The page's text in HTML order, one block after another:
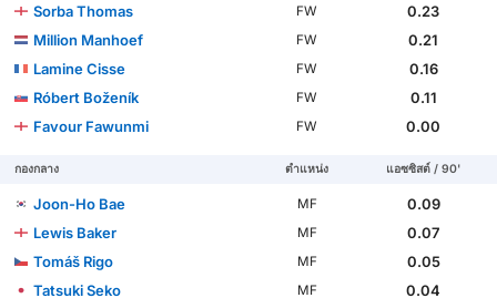
Sorba Thomas
FW
0.23
Million Manhoef
FW
0.21
Lamine Cisse
FW
0.16
Róbert Boženík
FW
0.11
Favour Fawunmi
FW 0.00
กองกลาง ตำแหน่ง แอซซิสต์ / 90'
Joon-Ho Bae MF
0.09
Lewis Baker
MF
0.07
Tomáš Rigo
MF
0.05
Tatsuki Seko
MF 0.04